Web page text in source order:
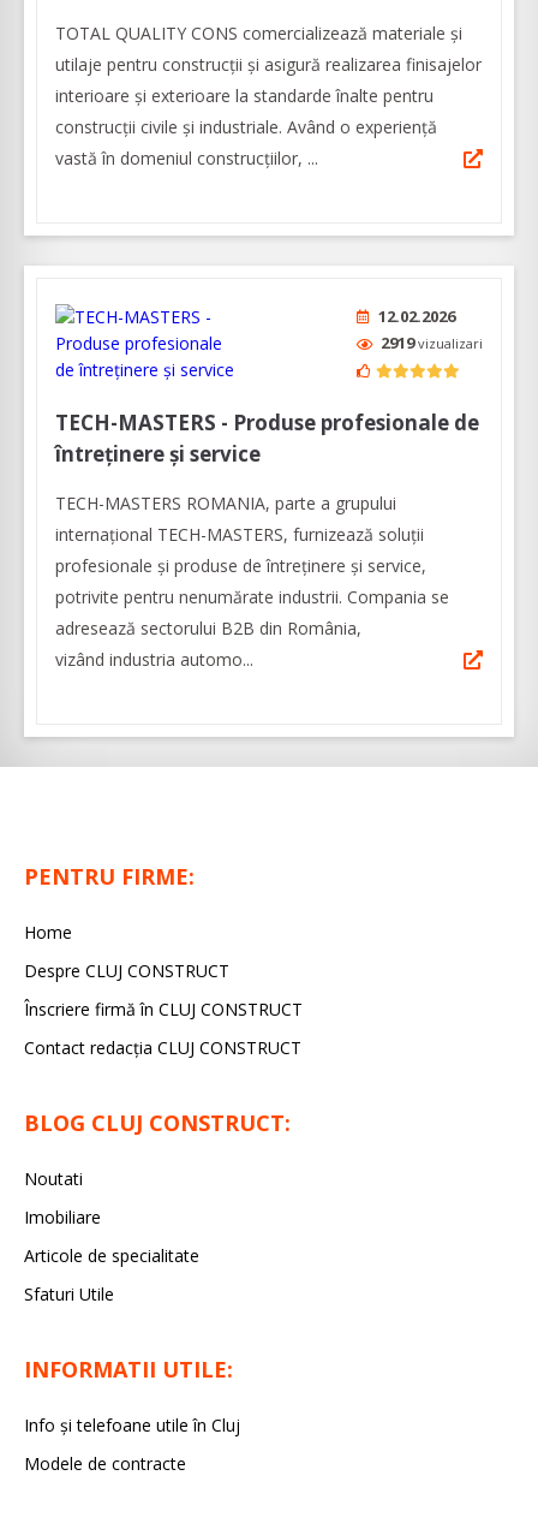
TOTAL QUALITY CONS comercializează materiale și
utilaje pentru construcții și asigură realizarea finisajelor
interioare și exterioare la standarde înalte pentru
construcții civile și industriale. Având o experiență
vastă în domeniul construcțiilor, ...
12.02.2026
2919vizualizari
TECH-MASTERS - Produse profesionale de
întreținere și service
TECH-MASTERS ROMANIA, parte a grupului
internațional TECH-MASTERS, furnizează soluții
profesionale și produse de întreținere și service,
potrivite pentru nenumărate industrii. Compania se
adresează sectorului B2B din România,
vizând industria automo...
PENTRU FIRME:
Home
Despre CLUJ CONSTRUCT
Înscriere firmă în CLUJ CONSTRUCT
Contact redacția CLUJ CONSTRUCT
BLOG CLUJ CONSTRUCT:
Noutati
Imobiliare
Articole de specialitate
Sfaturi Utile
INFORMATII UTILE:
Info și telefoane utile în Cluj
Modele de contracte